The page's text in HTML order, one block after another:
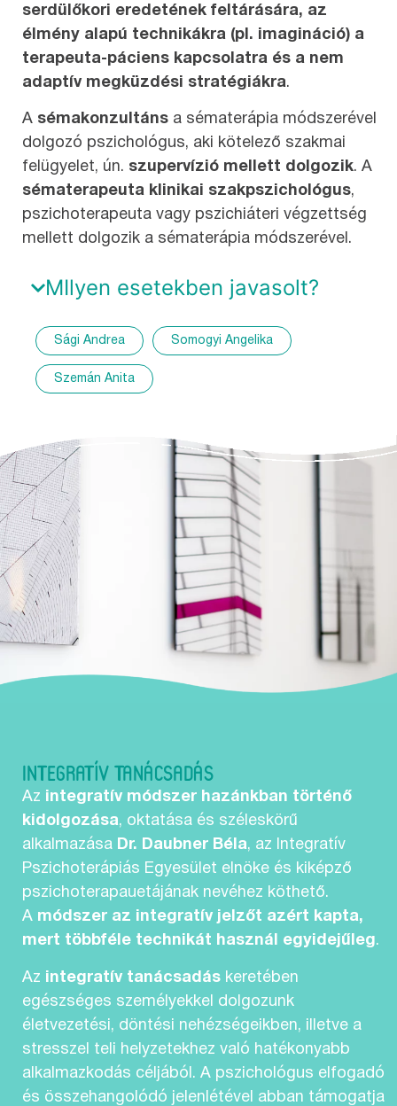
serdülőkori eredetének feltárására, az
élmény alapú technikákra (pl. imagináció) a
terapeuta-páciens kapcsolatra és a nem
adaptív megküzdési stratégiákra.
A sémakonzultáns a sématerápia módszerével
dolgozó pszichológus, aki kötelező szakmai
felügyelet, ún. szupervízió mellett dolgozik. A
sématerapeuta klinikai szakpszichológus,
pszichoterapeuta vagy pszichiáteri végzettség
mellett dolgozik a sématerápia módszerével.
MIlyen esetekben javasolt?
Sági Andrea Somogyi Angelika
Szemán Anita
INTEGRATÍV TANÁCSADÁS
Az integratív módszer hazánkban történő
kidolgozása, oktatása és széleskörű
alkalmazása Dr. Daubner Béla, az Integratív
Pszichoterápiás Egyesület elnöke és kiképző
pszichoterapauetájának nevéhez köthető.
A módszer az integratív jelzőt azért kapta,
mert többféle technikát használ egyidejűleg.
Az integratív tanácsadás keretében
egészséges személyekkel dolgozunk
életvezetési, döntési nehézségeikben, illetve a
stresszel teli helyzetekhez való hatékonyabb
alkalmazkodás céljából. A pszichológus elfogadó
és összehangolódó jelenlétével abban támogatja